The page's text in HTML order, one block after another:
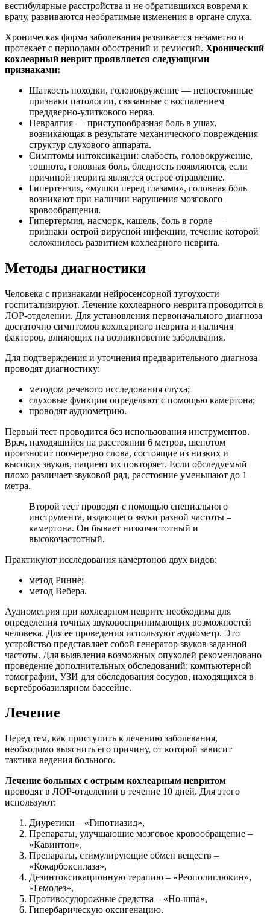
вестибулярные расстройства и не обратившихся вовремя к
врачу, развиваются необратимые изменения в органе слуха.
Хроническая форма заболевания развивается незаметно и
протекает с периодами обострений и ремиссий. Хронический
кохлеарный неврит проявляется следующими
признаками:
Шаткость походки, головокружение — непостоянные
признаки патологии, связанные с воспалением
преддверно-улиткового нерва.
Невралгия — приступообразная боль в ушах,
возникающая в результате механического повреждения
структур слухового аппарата.
Симптомы интоксикации: слабость, головокружение,
тошнота, головная боль, бледность появляются, если
причиной неврита является острое отравление.
Гипертензия, «мушки перед глазами», головная боль
возникают при наличии нарушения мозгового
кровообращения.
Гипертермия, насморк, кашель, боль в горле —
признаки острой вирусной инфекции, течение которой
осложнилось развитием кохлеарного неврита.
Методы диагностики
Человека с признаками нейросенсорной тугоухости
госпитализируют. Лечение кохлеарного неврита проводится в
ЛОР-отделении. Для установления первоначального диагноза
достаточно симптомов кохлеарного неврита и наличия
факторов, влияющих на возникновение заболевания.
Для подтверждения и уточнения предварительного диагноза
проводят диагностику:
методом речевого исследования слуха;
слуховые функции определяют с помощью камертона;
проводят аудиометрию.
Первый тест проводится без использования инструментов.
Врач, находящийся на расстоянии 6 метров, шепотом
произносит поочередно слова, состоящие из низких и
высоких звуков, пациент их повторяет. Если обследуемый
плохо различает звуковой ряд, расстояние уменьшают до 1
метра.
Второй тест проводят с помощью специального
инструмента, издающего звуки разной частоты –
камертона. Он бывает низкочастотный и
высокочастотный.
Практикуют исследования камертонов двух видов:
метод Ринне;
метод Вебера.
Аудиометрия при кохлеарном неврите необходима для
определения точных звуковоспринимающих возможностей
человека. Для ее проведения используют аудиометр. Это
устройство представляет собой генератор звуков заданной
частоты. Для выявления возможных опухолей рекомендовано
проведение дополнительных обследований: компьютерной
томографии, УЗИ для обследования сосудов, находящихся в
вертебробазилярном бассейне.
Лечение
Перед тем, как приступить к лечению заболевания,
необходимо выяснить его причину, от которой зависит
тактика ведения больного.
Лечение больных с острым кохлеарным невритом
проводят в ЛОР-отделении в течение 10 дней. Для этого
используют:
Диуретики – «Гипотиазид»,
Препараты, улучшающие мозговое кровообращение –
«Кавинтон»,
Препараты, стимулирующие обмен веществ –
«Кокарбоксилаза»,
Дезинтоксикационную терапию – «Реополиглюкин»,
«Гемодез»,
Противосудорожные средства – «Но-шпа»,
Гипербарическую оксигенацию.